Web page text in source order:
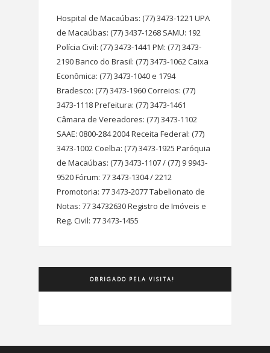
Hospital de Macaúbas: (77) 3473-1221 UPA
de Macaúbas: (77) 3437-1268 SAMU: 192
Polícia Civil: (77) 3473-1441 PM: (77) 3473-
2190 Banco do Brasil: (77) 3473-1062 Caixa
Econômica: (77) 3473-1040 e 1794
Bradesco: (77) 3473-1960 Correios: (77)
3473-1118 Prefeitura: (77) 3473-1461
Câmara de Vereadores: (77) 3473-1102
SAAE: 0800-284 2004 Receita Federal: (77)
3473-1002 Coelba: (77) 3473-1925 Paróquia
de Macaúbas: (77) 3473-1107 / (77) 9 9943-
9520 Fórum: 77 3473-1304 / 2212
Promotoria: 77 3473-2077 Tabelionato de
Notas: 77 34732630 Registro de Imóveis e
Reg. Civil: 77 3473-1455
OBRIGADO PELA VISITA!